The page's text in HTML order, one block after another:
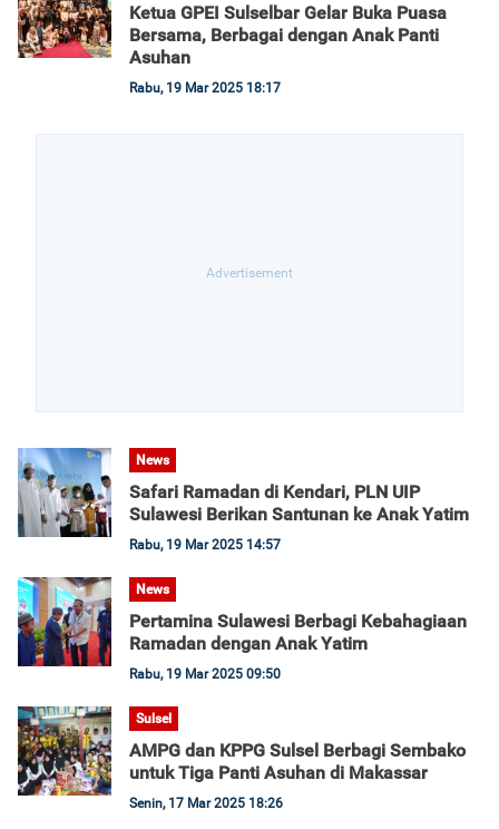
Ketua GPEI Sulselbar Gelar Buka Puasa
Bersama, Berbagai dengan Anak Panti
Asuhan
Rabu, 19 Mar 2025 18:17
News
Safari Ramadan di Kendari, PLN UIP
Sulawesi Berikan Santunan ke Anak Yatim
Rabu, 19 Mar 2025 14:57
News
Pertamina Sulawesi Berbagi Kebahagiaan
Ramadan dengan Anak Yatim
Rabu, 19 Mar 2025 09:50
Sulsel
AMPG dan KPPG Sulsel Berbagi Sembako
untuk Tiga Panti Asuhan di Makassar
Senin, 17 Mar 2025 18:26